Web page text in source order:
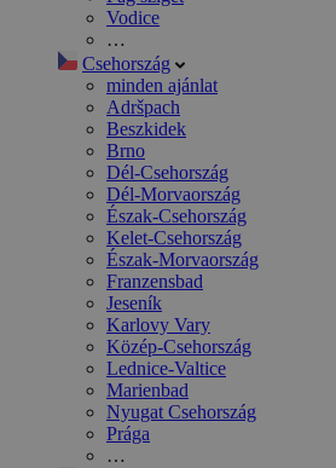
Vodice
…
Csehország
minden ajánlat
Adršpach
Beszkidek
Brno
Dél-Csehország
Dél-Morvaország
Észak-Csehország
Kelet-Csehország
Észak-Morvaország
Franzensbad
Jeseník
Karlovy Vary
Közép-Csehország
Lednice-Valtice
Marienbad
Nyugat Csehország
Prága
…